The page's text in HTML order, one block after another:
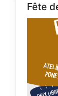
Fête